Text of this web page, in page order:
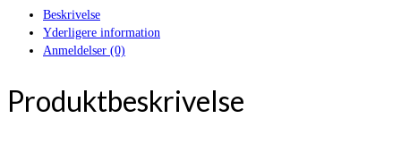
Beskrivelse
Yderligere information
Anmeldelser (0)
Produktbeskrivelse